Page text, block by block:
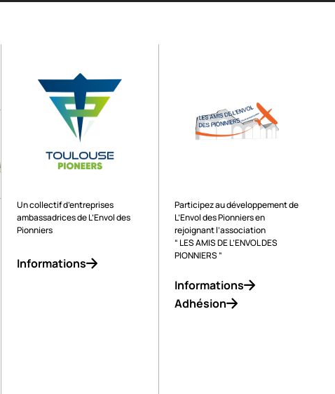
Un collectif d’entreprises
ambassadrices de L’Envol des
Pionniers
Informations
Participez au développement de
L’Envol des Pionniers en
rejoignant l’association
“ LES AMIS DE L’ENVOL DES
PIONNIERS ”
Informations
Adhésion